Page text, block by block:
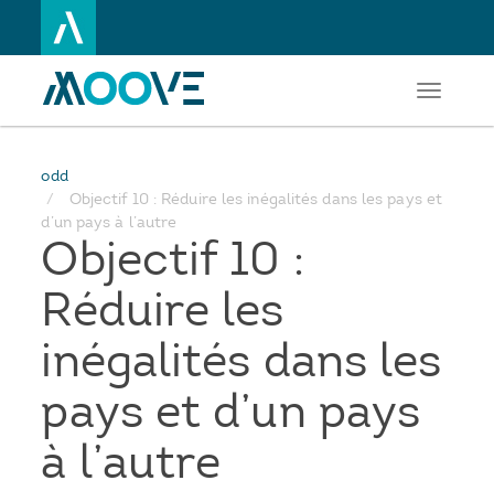
au
principal
Toggle
odd
Objectif 10 : Réduire les inégalités dans les pays et
d’un pays à l’autre
Objectif 10 :
Réduire les
inégalités dans les
pays et d’un pays
à l’autre